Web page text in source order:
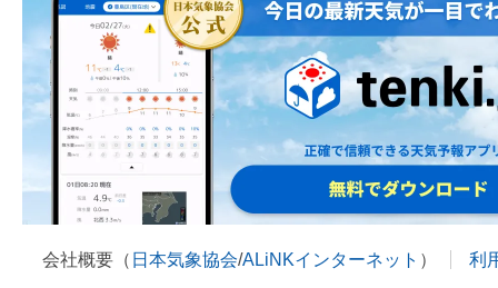
会社概要（ 日本気象協会/ALiNKインターネット ） 利